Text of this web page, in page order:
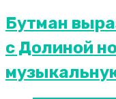
Бутман
с Долиной